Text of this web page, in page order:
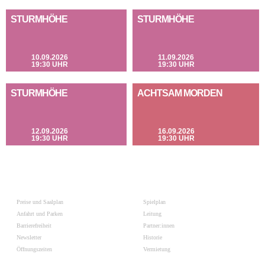
STURMHÖHE
10.09.2026
19:30 UHR
STURMHÖHE
11.09.2026
19:30 UHR
STURMHÖHE
12.09.2026
19:30 UHR
ACHTSAM MORDEN
16.09.2026
19:30 UHR
Preise und Saalplan
Anfahrt und Parken
Barrierefreiheit
Newsletter
Öffnungszeiten
Spielplan
Leitung
Partner:innen
Historie
Vermietung